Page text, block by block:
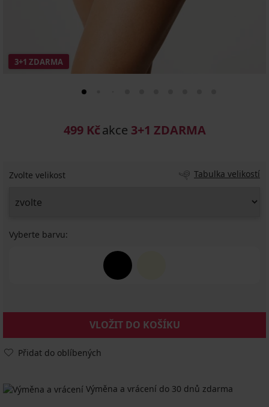
3+1 ZDARMA
499 Kčakce 3+1 ZDARMA
Zvolte velikost Tabulka velikostí
Vyberte barvu:
VLOŽIT DO KOŠÍKU
Přidat do oblíbených
Výměna a vrácení do 30 dnů zdarma